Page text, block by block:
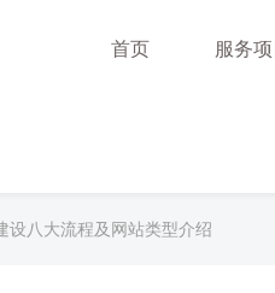
首页 服务项
设八大流程及网站类型介绍